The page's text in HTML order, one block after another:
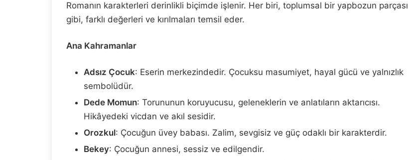
Romanın karakterleri derinlikli biçimde işlenir. Her biri, toplumsal bir yapbozun parçası
gibi, farklı değerleri ve kırılmaları temsil eder.
Ana Kahramanlar
Adsız Çocuk: Eserin merkezindedir. Çocuksu masumiyet, hayal gücü ve yalnızlık
sembolüdür.
Dede Momun: Torununun koruyucusu, geleneklerin ve anlatıların aktarıcısı.
Hikâyedeki vicdan ve akıl sesidir.
Orozkul: Çocuğun üvey babası. Zalim, sevgisiz ve güç odaklı bir karakterdir.
Bekey: Çocuğun annesi, sessiz ve edilgendir.